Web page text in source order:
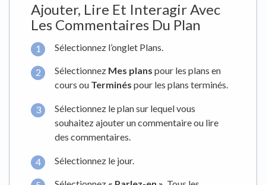
Ajouter, Lire Et Interagir Avec
Les Commentaires Du Plan
Sélectionnez l’onglet Plans.
Sélectionnez Mes plans pour les plans en
cours ou Terminés pour les plans terminés.
Sélectionnez le plan sur lequel vous
souhaitez ajouter un commentaire ou lire
des commentaires.
Sélectionnez le jour.